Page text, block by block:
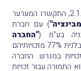
כשלושה חודשים לאחר מכן, ביום 2.1.2001, התקשרו המערער
) עם חברת
בע"מ ("החברה
), לפיה הם יעבירו לחברה הקבלנית 77% מזכויותיהם
במגרש. החברה
התמורה עבוּר זכויות